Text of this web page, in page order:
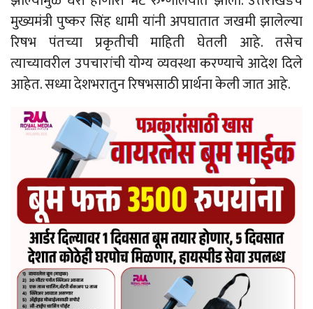
मुख्यमंत्री पुष्कर सिंह धामी यांनी अपघातात जखमी झालेल्या
रिषभ पंतच्या प्रकृतीची माहिती घेतली आहे. तसेच
त्याच्यावरील उपचारांची योग्य व्यवस्था करण्याचे आदेश दिले
आहेत. सध्या देशभरातुन रिषभसाठी प्रार्थना केली जात आहे.